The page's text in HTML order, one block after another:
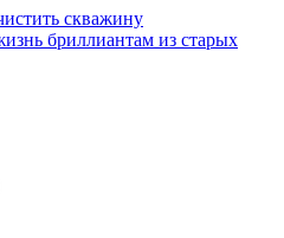
скважину
бриллиантам из старых